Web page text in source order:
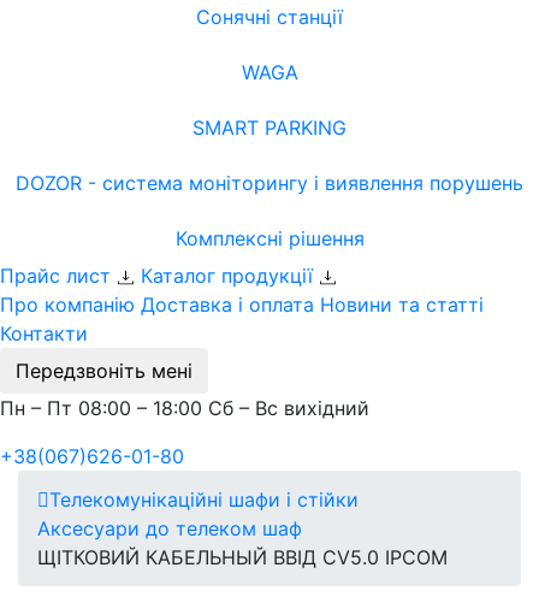
Сонячні станції
WAGA
SMART PARKING
DOZOR - система моніторингу і виявлення порушень
Комплексні рішення
Прайс лист
Каталог продукції
Про компанію Доставка і оплата Новини та статті
Контакти
Передзвоніть мені
Пн – Пт 08:00 – 18:00 Сб – Вс вихідний
+38(067)626-01-80
Телекомунікаційні шафи і стійки
Аксесуари до телеком шаф
ЩІТКОВИЙ КАБЕЛЬНЫЙ ВВІД СV5.0 IPCOM